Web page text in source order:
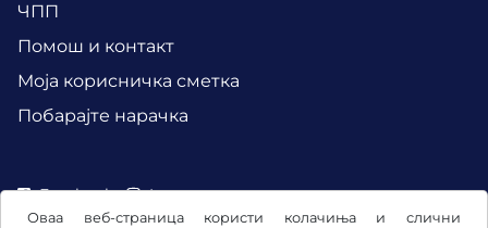
Оваа веб-страница користи колачиња и слични
ЧПП
Помош и контакт
Mоја корисничка сметка
Побарајте нарачка
Facebook Instagram